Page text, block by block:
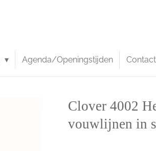
Agenda/Openingstijden Contact
Clover 4002
vouwlijnen in